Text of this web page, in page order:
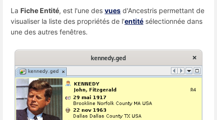
La Fiche Entité, est l'une des vues d'Ancestris permettant de
visualiser la liste des propriétés de l'entité sélectionnée dans
une des autres fenêtres.